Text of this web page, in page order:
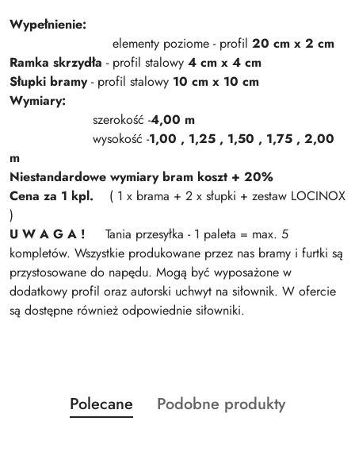
Wypełnienie:
elementy poziome - profil 20 cm x 2 cm
Ramka skrzydła - profil stalowy 4 cm x 4 cm
Słupki bramy- profil stalowy 10 cm x 10 cm
Wymiary:
szerokość -4,00 m
wysokość -1,00 , 1,25 , 1,50 , 1,75 , 2,00
m
Niestandardowe wymiary bram koszt + 20%
Cena za 1 kpl. ( 1 x brama + 2 x słupki + zestaw LOCINOX
)
U W A G A ! Tania przesyłka - 1 paleta = max. 5
kompletów. Wszystkie produkowane przez nas bramy i furtki są
przystosowane do napędu. Mogą być wyposażone w
dodatkowy profil oraz autorski uchwyt na siłownik. W ofercie
są dostępne również odpowiednie siłowniki.
Pomiń karuzelę produktów
Produkty
o
Polecane
Produkty
Podobne produkty